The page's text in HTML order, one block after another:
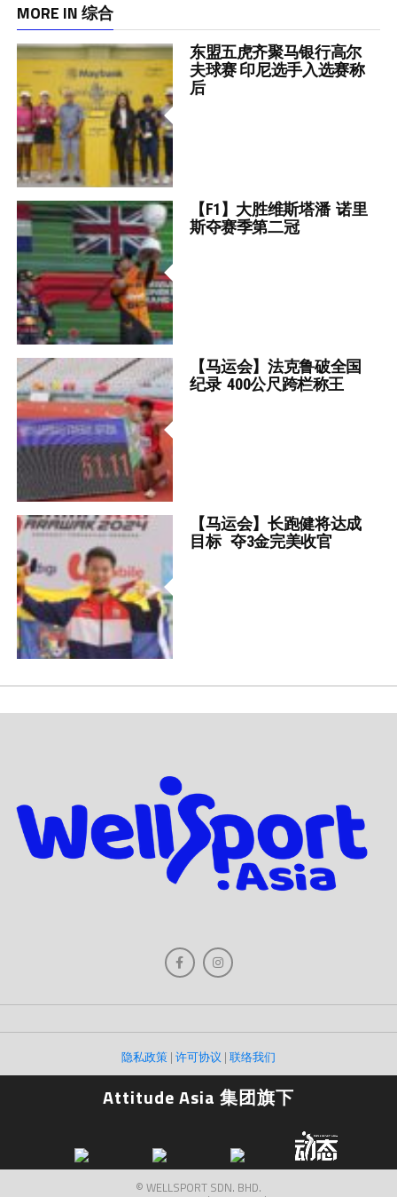
MORE IN 综合
东盟五虎齐聚马银行高尔
夫球赛 印尼选手入选赛称
后
【F1】大胜维斯塔潘 诺里
斯夺赛季第二冠
【马运会】法克鲁破全国
纪录 400公尺跨栏称王
【马运会】长跑健将达成
目标 夺3金完美收官
隐私政策 | 许可协议 | 联络我们
Attitude Asia 集团旗下
© WELLSPORT SDN. BHD.